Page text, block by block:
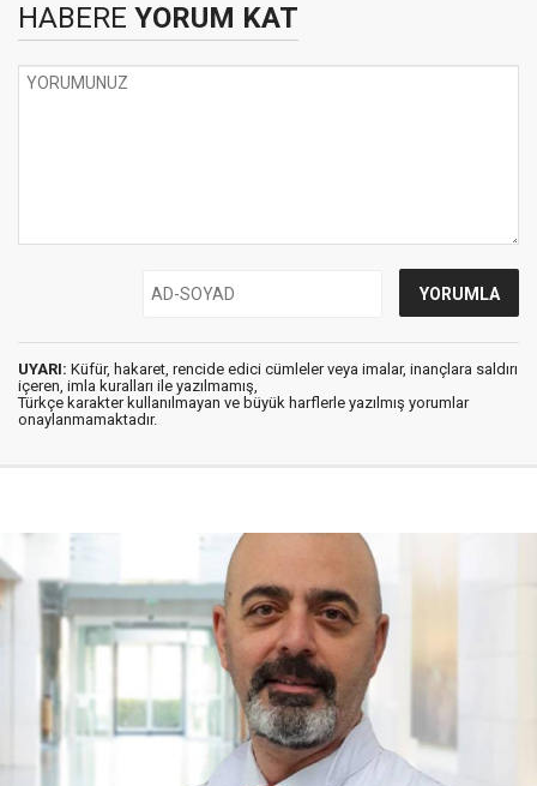
HABERE YORUM KAT
UYARI: Küfür, hakaret, rencide edici cümleler veya imalar, inançlara saldırı
içeren, imla kuralları ile yazılmamış,
Türkçe karakter kullanılmayan ve büyük harflerle yazılmış yorumlar
onaylanmamaktadır.